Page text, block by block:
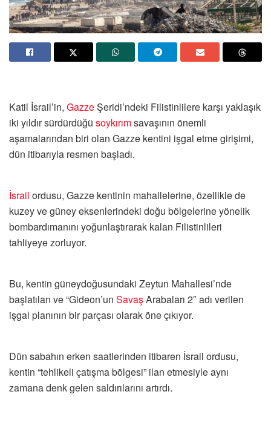
Katil İsrail’in, GazzeŞeridi’ndeki Filistinlilere karşı yaklaşık
iki yıldır sürdürdüğü soykırımsavaşının önemli
aşamalarından biri olan Gazze kentini işgal etme girişimi,
dün itibarıyla resmen başladı.
İsrail ordusu, Gazze kentinin mahallelerine, özellikle de
kuzey ve güney eksenlerindeki doğu bölgelerine yönelik
bombardımanını yoğunlaştırarak kalan Filistinlileri
tahliyeye zorluyor.
Bu, kentin güneydoğusundaki Zeytun Mahallesi’nde
başlatılan ve “Gideon’un SavaşArabaları 2″ adı verilen
işgal planının bir parçası olarak öne çıkıyor.
Dün sabahın erken saatlerinden itibaren İsrail ordusu,
kentin “tehlikeli çatışma bölgesi” ilan etmesiyle aynı
zamana denk gelen saldırılarını artırdı.